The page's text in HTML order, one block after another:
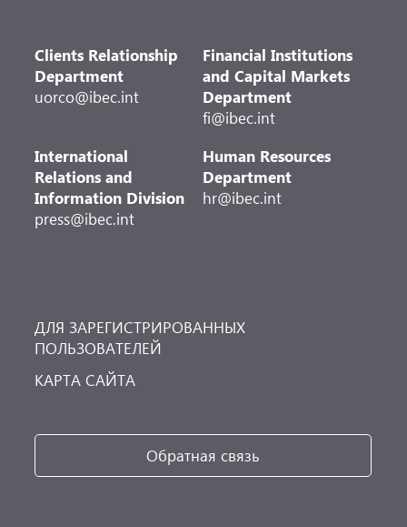
Clients Relationship
Department
uorco@ibec.int
Financial Institutions
and Capital Markets
Department
fi@ibec.int
International
Relations and
Information Division
press@ibec.int
Human Resources
Department
hr@ibec.int
ДЛЯ ЗАРЕГИСТРИРОВАННЫХ
ПОЛЬЗОВАТЕЛЕЙ
КАРТА САЙТА
Обратная связь